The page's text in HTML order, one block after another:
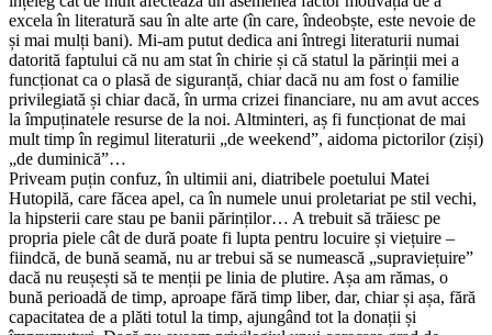
excela în literatură sau în alte arte (în care, îndeobște, este nevoie de
și mai mulți bani). Mi-am putut dedica ani întregi literaturii numai
datorită faptului că nu am stat în chirie și că statul la părinții mei a
funcționat ca o plasă de siguranță, chiar dacă nu am fost o familie
privilegiată și chiar dacă, în urma crizei financiare, nu am avut acces
la împuținatele resurse de la noi. Altminteri, aș fi funcționat de mai
mult timp în regimul literaturii „de weekend”, aidoma pictorilor (ziși)
„de duminică”…
Priveam puțin confuz, în ultimii ani, diatribele poetului Matei
Hutopilă, care făcea apel, ca în numele unui proletariat pe stil vechi,
la hipsterii care stau pe banii părinților… A trebuit să trăiesc pe
propria piele cât de dură poate fi lupta pentru locuire și viețuire –
fiindcă, de bună seamă, nu ar trebui să se numească „supraviețuire”
dacă nu reușești să te menții pe linia de plutire. Așa am rămas, o
bună perioadă de timp, aproape fără timp liber, dar, chiar și așa, fără
capacitatea de a plăti totul la timp, ajungând tot la donații și